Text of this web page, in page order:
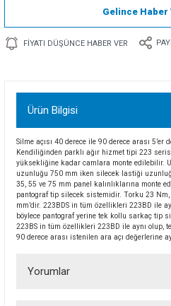
Gelince Haber
FIYATI DÜŞÜNCE HABER VER
Ürün Bilgisi
Silme açısı 40 derece ile 90 derece arası
Kendiliğinden parklı ağır hizmet tipi 223
yüksekliğine kadar camlara monte edilebilir.
uzunluğu 750 mm iken silecek lastiği
35, 55 ve 75 mm panel kalınlıklarına monte
pantograf tip silecek sistemidir. Torku 23 Nm,
mm’dir. 223BDS in tüm özellikleri 223BD ile
böylece pantograf yerine tek kollu sarkaç tip
223BS in tüm özellikleri 223BD ile aynı olup,
90 derece arası istenilen ara açı değerlerine
Yorumlar